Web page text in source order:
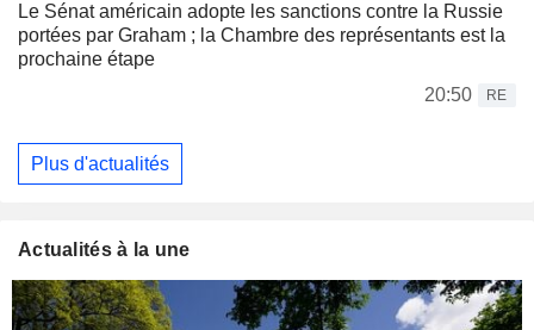
Le Sénat américain adopte les sanctions contre la Russie
portées par Graham ; la Chambre des représentants est la
prochaine étape
20:50
RE
Plus d'actualités
Actualités à la une